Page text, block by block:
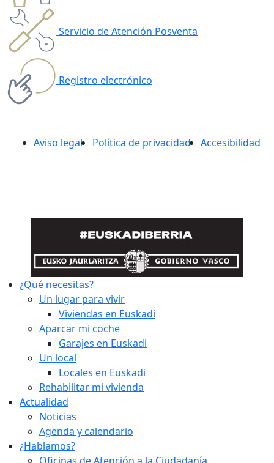
Servicio de Atención Posventa
Registro electrónico
Aviso legal Política de privacidad Accesibilidad
¿Qué necesitas?
Un lugar para vivir
Viviendas en Euskadi
Aparcar mi coche
Garajes en Euskadi
Un local
Locales en Euskadi
Rehabilitar mi vivienda
Actualidad
Noticias
Agenda y calendario
¿Hablamos?
Oficinas de Atención a la Ciudadanía